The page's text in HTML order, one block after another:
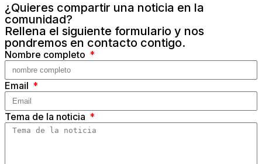
¿Quieres compartir una noticia en la
comunidad?
Rellena el siguiente formulario y nos
pondremos en contacto contigo.
Nombre completo
Email
Tema de la noticia